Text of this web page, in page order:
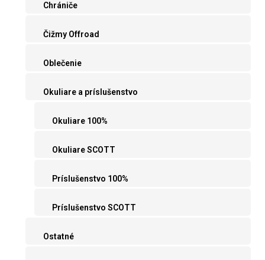
Chrániče
Čižmy Offroad
Oblečenie
Okuliare a príslušenstvo
Okuliare 100%
Okuliare SCOTT
Príslušenstvo 100%
Príslušenstvo SCOTT
Ostatné